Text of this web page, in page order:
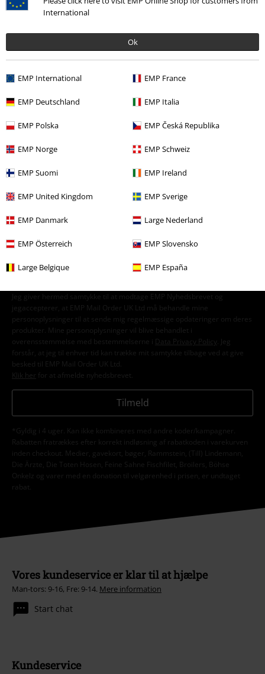
International
Ok
EMP International EMP France
EMP Deutschland EMP Italia
EMP Polska EMP Česká Republika
EMP Norge EMP Schweiz
EMP Suomi EMP Ireland
EMP United Kingdom EMP Sverige
EMP Danmark Large Nederland
EMP Österreich EMP Slovensko
Large Belgique EMP España
More categories. More options.
Band Merch Top Bands Primal Fear
Band Merch Genre
Band Merch
Udsalg %
Nyhedsbrev
Tilmeld dig nu og få en rabatkode på 15%!Mere
Jeg giver hermed samtykke til at modtage EMP Nyhedsbrevet og
jegaccepterer, at EMP Mail Order UK Ltd må behandle mine
personoplysninger til at sende mig regelmæssige opdateringer om deres
produkter. Mine personoplysninger vil blive behandlet i
overensstemmelse med bestemmelserne i
Data Privacy Policy
. Jeg
forstår, at jeg til enhver tid kan trække mit samtykke tilbage ved at give
besked til EMP Mail Order UK Ltd.
Klik her
for at afmelde nyhedsbrevet.
Tilmeld
*Gyldig i 4 uger. Kan ikke kombineres med andre koder/kampagner.
Rabatten fratrækkes efter korrekt indløsning af rabatkoden i varekurven
inden checkout. Medier, gavekort, bøger, Rammstein, (Till) Lindemann,
Die Ärzte, Die Toten Hosen, Feine Sahne Fischfilet, Broilers, Böhse
Onkelz og varer med en donation til velgørenhed i prisen, er undtaget
rabat.
Vores kundeservice er klar til at hjælpe
Man-tors: 9-16, Fre: 9-14. Mere information
Start chat
Kundeservice